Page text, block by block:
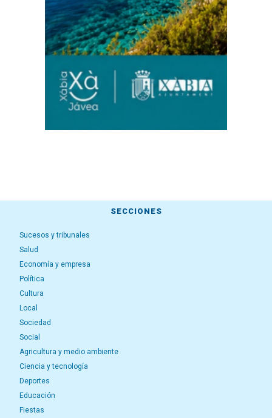
SECCIONES
Sucesos y tribunales
Salud
Economía y empresa
Política
Cultura
Local
Sociedad
Social
Agricultura y medio ambiente
Ciencia y tecnología
Deportes
Educación
Fiestas